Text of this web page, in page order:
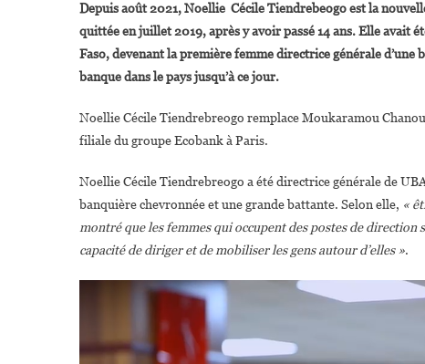
Depuis août 2021, Noellie Cécile Tiendrebeogo est la
quittée en juillet 2019, après y avoir passé 14 ans. Elle
Faso, devenant la première femme directrice générale d’une
banque dans le pays jusqu’à ce jour.
Noellie Cécile Tiendrebreogo remplace Moukaramou
filiale du groupe Ecobank à Paris.
Noellie Cécile Tiendrebreogo a été directrice générale de
banquière chevronnée et une grande battante. Selon elle, «
montré que les femmes qui occupent des postes de direction
capacité de diriger et de mobiliser les gens autour d’elles ».